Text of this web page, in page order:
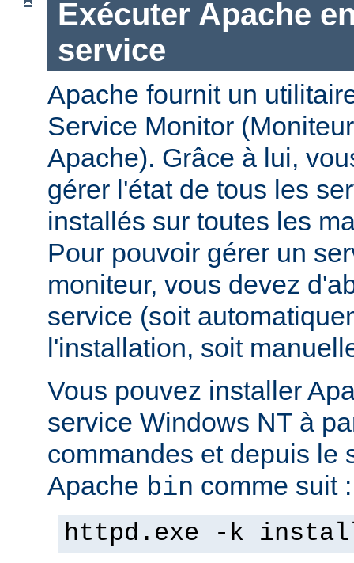
Exécuter Apache
service
Apache fournit un
Service Monitor
Apache). Grâce à lui,
gérer l'état de tous les
installés sur toutes les
Pour pouvoir gérer un
moniteur, vous devez
service (soit
l'installation, soit
Vous pouvez installer
service Windows NT à
commandes et depuis le
Apache bin comme suit :
httpd.exe -k